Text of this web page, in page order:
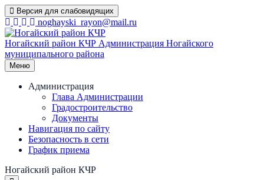
Перейти
к
содержимому
Версия для слабовидящих
noghayski_rayon@mail.ru
Ногайский район КЧР Администрация Ногайского
муниципального района
Меню
Администрация
Глава Администрации
Градостроительство
Документы
Навигация по сайту
Безопасность в сети
График приема
Ногайский район КЧР